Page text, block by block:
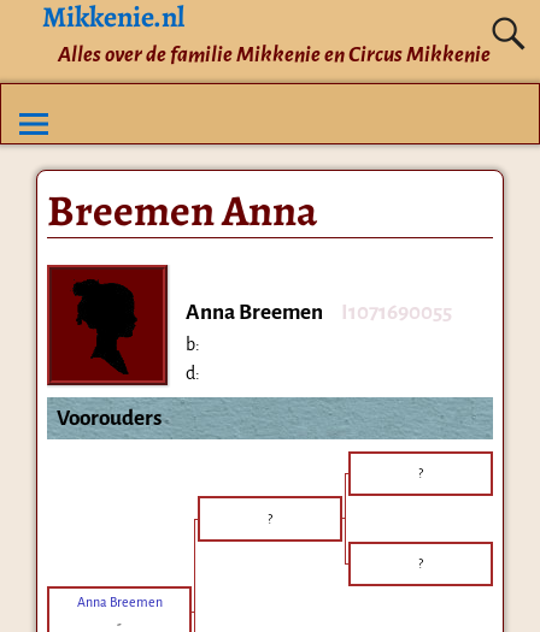
Mikkenie.nl
Alles over de familie Mikkenie en Circus Mikkenie
Breemen Anna
Anna Breemen I1071690055
b:
d:
Voorouders
?
?
?
Anna Breemen
-